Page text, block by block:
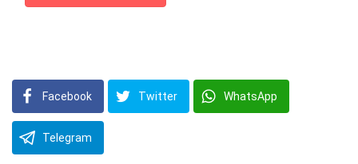
Facebook Twitter WhatsApp
Telegram